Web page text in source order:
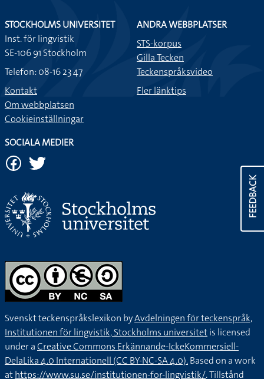
FEEDBACK
STOCKHOLMS UNIVERSITET
Inst. för lingvistik
SE-106 91 Stockholm
Telefon: 08-16 23 47
Kontakt
Om webbplatsen
Cookieinställningar
ANDRA WEBBPLATSER
STS-korpus
Gilla Tecken
Teckenspråksvideo
Fler länktips
SOCIALA MEDIER
Svenskt teckenspråkslexikon byAvdelningen för teckenspråk,
Institutionen för lingvistik, Stockholms universitetis licensed
under aCreative Commons Erkännande-IckeKommersiell-
DelaLika 4.0 Internationell (CC BY-NC-SA 4.0).Based on a work
athttps://www.su.se/institutionen-for-lingvistik/. Tillstånd